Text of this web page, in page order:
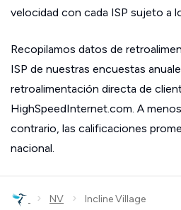
velocidad con cada ISP sujeto a
Recopilamos datos de
ISP de nuestras encuestas
retroalimentación directa de
HighSpeedInternet.com. A
contrario, las calificaciones
nacional.
› NV › Incline Village